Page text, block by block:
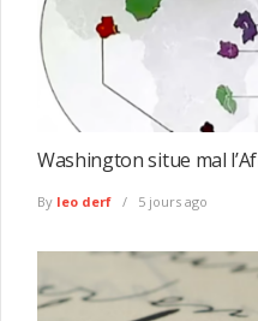
Washington situe mal
By leo derf 5 jours ago